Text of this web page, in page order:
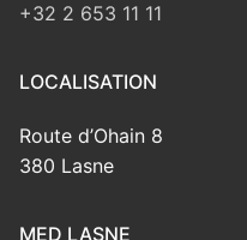
+32 2 653 11 11
LOCALISATION
Route d’Ohain 8
380 Lasne
MED LASNE